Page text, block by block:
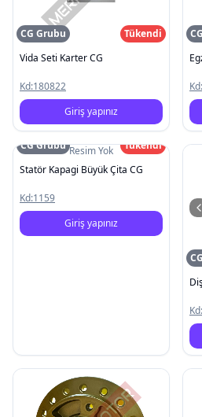
CG Grubu
Tükendi
Vida Seti Karter CG
Kd:180822
Giriş yapınız
Kd:
Resim Yok
CG Grubu
Tükendi
Statör Kapagi Büyük Çita CG
Kd:1159
Giriş yapınız
Kd: